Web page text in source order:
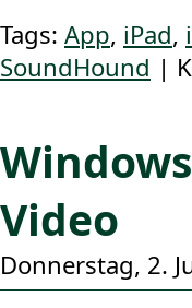
Tags: App, iPad,
SoundHound |
Video
Donnerstag, 2.